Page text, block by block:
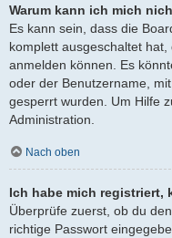
Warum kann ich mich
Es kann sein, dass die
komplett ausgeschaltet
anmelden können. Es
oder der Benutzername,
gesperrt wurden. Um Hilfe
Administration.
Nach oben
Ich habe mich registriert,
Überprüfe zuerst, ob du
richtige Passwort